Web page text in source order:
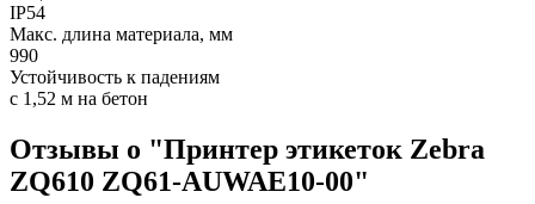
IP54
Макс. длина материала, мм
990
Устойчивость к падениям
с 1,52 м на бетон
Отзывы о "Принтер этикеток Zebra
ZQ610 ZQ61-AUWAE10-00"